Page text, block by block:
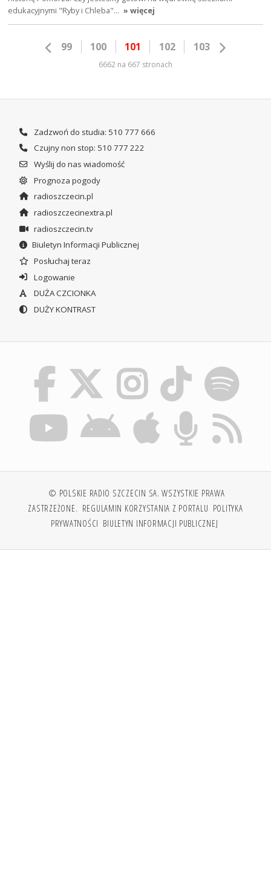
edukacyjnymi "Ryby i Chleba"… » więcej
99 100 101 102 103
6662 na 667 stronach
Zadzwoń do studia: 510 777 666
Czujny non stop: 510 777 222
Wyślij do nas wiadomość
Prognoza pogody
radioszczecin.pl
radioszczecinextra.pl
radioszczecin.tv
Biuletyn Informacji Publicznej
Posłuchaj teraz
Logowanie
DUŻA CZCIONKA
DUŻY KONTRAST
© POLSKIE RADIO SZCZECIN SA. WSZYSTKIE PRAWA
ZASTRZEŻONE. REGULAMIN KORZYSTANIA Z PORTALU POLITYKA
PRYWATNOŚCI BIULETYN INFORMACJI PUBLICZNEJ